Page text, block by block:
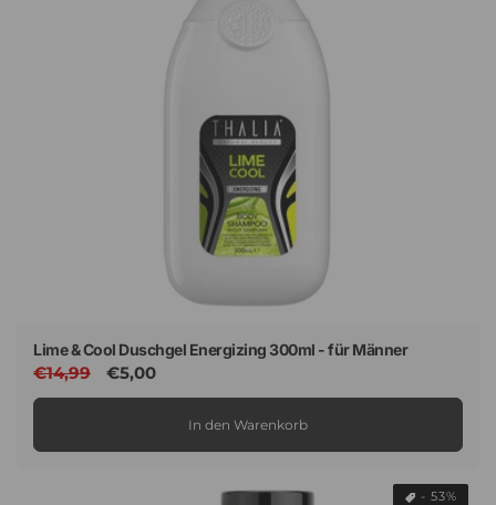
Lime & Cool Duschgel Energizing 300ml - für Männer
Normaler
Preis
€14,99 Verkaufspreis
€5,00
In den Warenkorb
- 53%